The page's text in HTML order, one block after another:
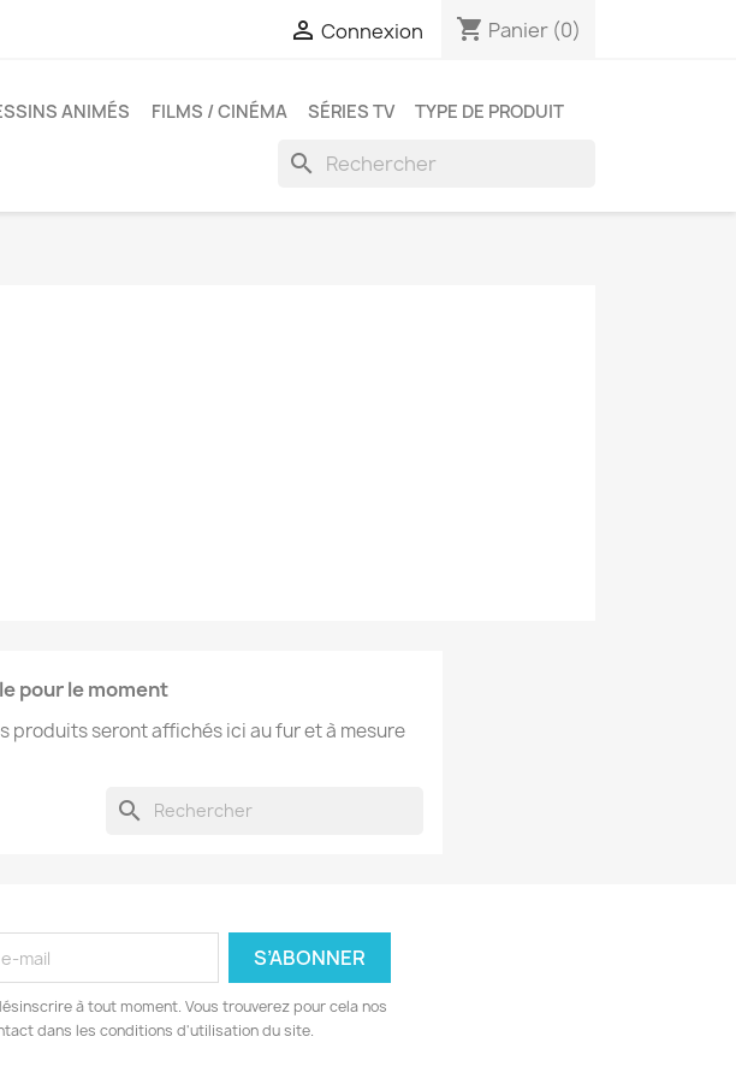
 Connexion shopping_cart Panier (0)
ANIMÉS FILMS / CINÉMA SÉRIES TV TYPE DE PRODUIT
search
pour le moment
produits seront affichés ici au fur et à mesure
search
à tout moment. Vous trouverez pour cela nos
dans les conditions d'utilisation du site.